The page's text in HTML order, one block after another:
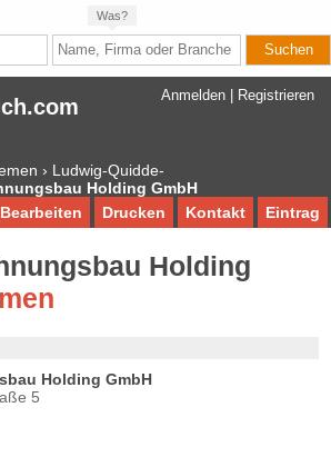
Was?
Anmelden Registrieren
› Ludwig-Quidde-
Holding GmbH
Eintrag
Kontakt
Drucken
Bearbeiten
Holding
Holding GmbH
5